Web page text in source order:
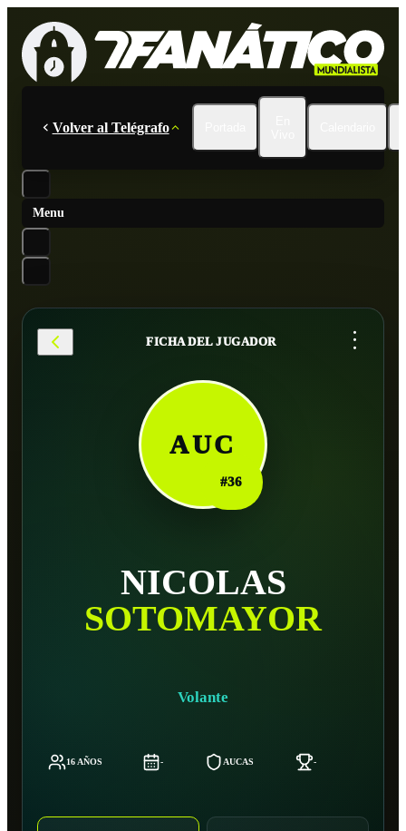
Volver al Telégrafo
Menu
FICHA DEL JUGADOR ...
AUC
#36
NICOLAS
SOTOMAYOR
Volante
16 AÑOS - AUCAS -